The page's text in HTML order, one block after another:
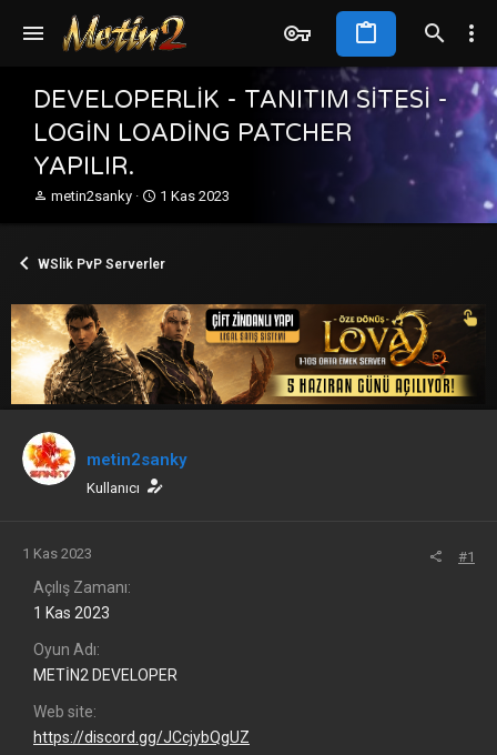
DEVELOPERLİK - TANITIM SİTESİ -
LOGİN LOADİNG PATCHER
YAPILIR.
K
b
u
b
a
ş
l
a
t
a
n
metin2sanky
B
g
ı
ç
t
r
h
1 Kas 2023
WSlik PvP Serverler
metin2sanky
Kullanıcı
1 Kas 2023 #1
Açılış Zamanı
1 Kas 2023
Oyun Adı
METİN2 DEVELOPER
Web site
https://discord.gg/JCcjybQgUZ